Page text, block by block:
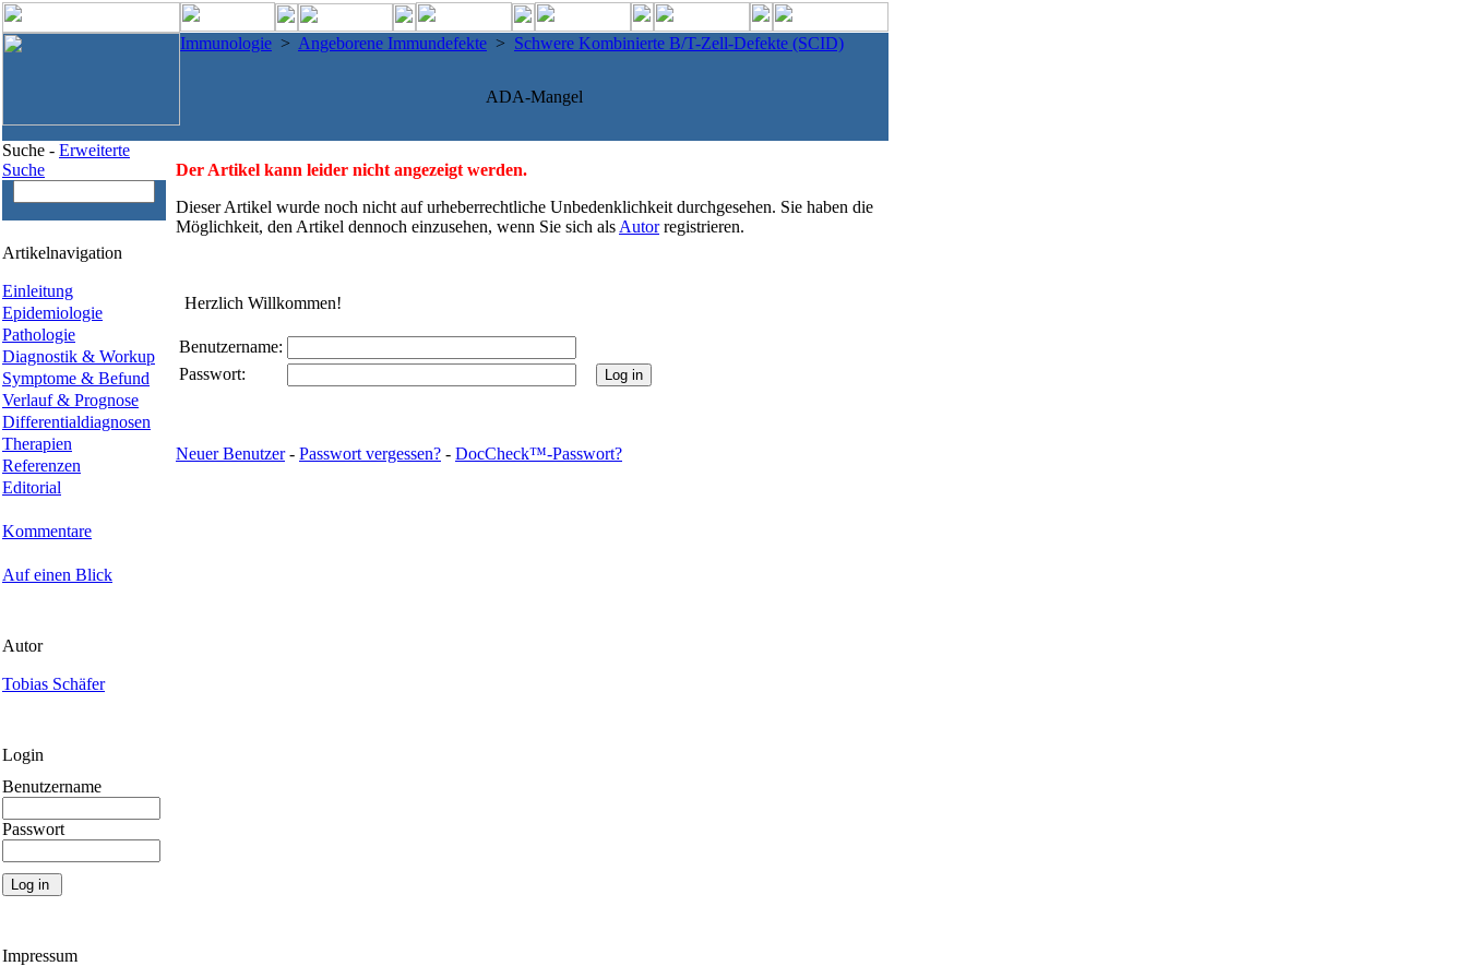
Immunologie > Angeborene Immundefekte > Schwere Kombinierte B/T-Zell-Defekte (SCID)
ADA-Mangel
Suche - Erweiterte
Suche
Artikelnavigation
Einleitung
Epidemiologie
Pathologie
Diagnostik & Workup
Symptome & Befund
Verlauf & Prognose
Differentialdiagnosen
Therapien
Referenzen
Editorial
Kommentare
Auf einen Blick
Autor
Tobias Schäfer
Login
Benutzername
Passwort
Impressum
Der Artikel kann leider nicht angezeigt werden.
Dieser Artikel wurde noch nicht auf urheberrechtliche Unbedenklichkeit durchgesehen. Sie haben die
Möglichkeit, den Artikel dennoch einzusehen, wenn Sie sich als Autorregistrieren.
Herzlich Willkommen!
Benutzername:
Passwort:
Neuer Benutzer- Passwort vergessen? - DocCheck™-Passwort?